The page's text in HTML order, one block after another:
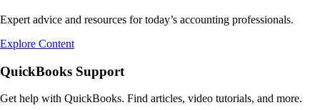
Expert advice and resources for today’s accounting professionals.
Explore Content
QuickBooks Support
Get help with QuickBooks. Find articles, video tutorials, and more.